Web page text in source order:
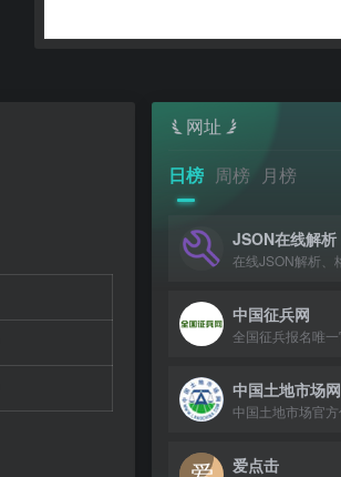
网址
日榜 周榜 月榜
JSON在线解析
中国征兵网
中国土地市场网
爱点击